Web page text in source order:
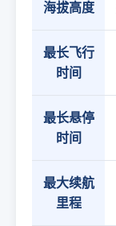
海拔高度
最长飞行
时间
最长悬停
时间
最大续航
里程